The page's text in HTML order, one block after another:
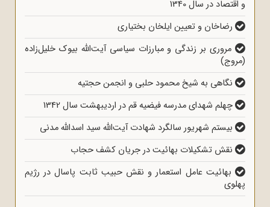
و اقتصاد در سال 1340
رضاخان و تعیین ایلخان بختیاری
مروری بر زندگی و مبارزات سیاسی آیت‌الله بیوک خلیل‌زاده
(مروج)
نگاهی به شیخ محمود حلبی و انجمن حجتیه
چهلم شهدای مدرسه فیضیه قم در اردیبهشت سال 1342
بیستم شهریور سالگرد شهادت آیت‌الله سید اسدالله مدنی
نقش تشکیلات بهائیت در جریان کشف حجاب
بهائیت عامل استعمار و نقش حبیب ثابت پاسال در رژیم
پهلوی